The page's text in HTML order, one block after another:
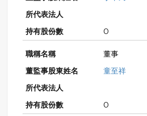
0
董事
童至祥
0